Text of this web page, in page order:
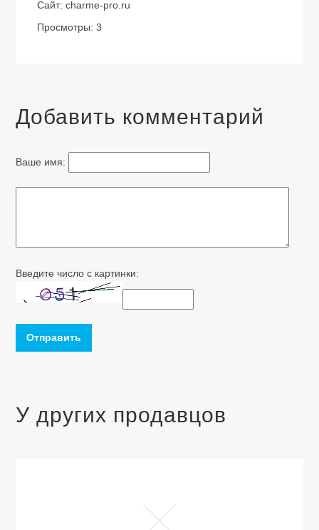
Сайт: charme-pro.ru
Просмотры: 3
Добавить комментарий
Ваше имя:
Введите число с картинки:
Отправить
У других продавцов